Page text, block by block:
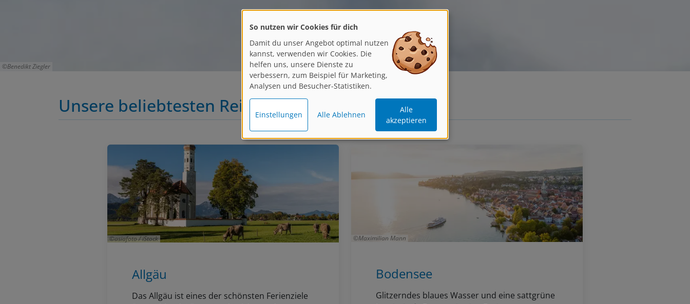
Benedikt Ziegler
Unsere beliebtesten Reiseziele
asiafoto / iStock
Allgäu
Das Allgäu ist eines der schönsten Ferienziele
Maximilian Mann
Bodensee
Glitzerndes blaues Wasser und eine sattgrüne
So nutzen wir Cookies für dich
Damit du unser Angebot optimal nutzen
kannst, verwenden wir Cookies. Die
helfen uns, unsere Dienste zu
verbessern, zum Beispiel für Marketing,
Analysen und Besucher-Statistiken.
Einstellungen Alle Ablehnen
Alle
akzeptieren